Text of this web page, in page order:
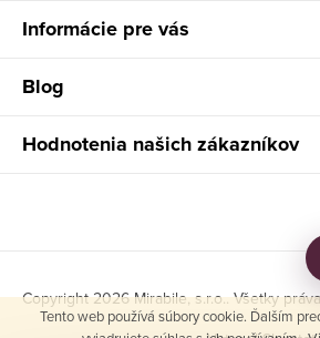
Tento web používá súbory cookie. Ďalším
Informácie pre vás
Blog
Hodnotenia našich zákazníkov
Copyright 2026Mirabile, s.r.o.. Všetky